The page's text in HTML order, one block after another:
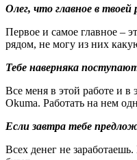
Олег, что главное в твоей
Первое и самое главное –
рядом, не могу из них
Тебе наверняка
Все меня в этой работе и в
Okuma. Работать на нем
Если завтра тебе
Всех денег не